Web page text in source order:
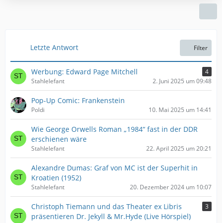
e
e
t
r
ä
g
e
Letzte Antwort Filter
Werbung: Edward Page Mitchell
4
Stahlelefant
2. Juni 2025 um 09:48
Pop-Up Comic: Frankenstein
Poldi 10. Mai 2025 um 14:41
Wie George Orwells Roman „1984“ fast in der DDR
erschienen wäre
Stahlelefant 22. April 2025 um 20:21
Alexandre Dumas: Graf von MC ist der Superhit in
Kroatien (1952)
Stahlelefant 20. Dezember 2024 um 10:07
Christoph Tiemann und das Theater ex Libris
präsentieren Dr. Jekyll & Mr.Hyde (Live Hörspiel)
3